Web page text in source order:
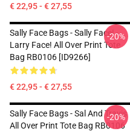
€ 22,95 - € 27,55
Sally Face Bags - Sally Face! -
Larry Face! All Over Print Tote
Bag RB0106 [ID9266]
€ 22,95 - € 27,55
-20%
Sally Face Bags - Sal And Travis
All Over Print Tote Bag RB0106
-20%